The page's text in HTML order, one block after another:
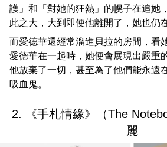
護」和「對她的狂熱」的幌子在追她
此之大，大到即便他離開了，她也仍
而愛德華還經常溜進貝拉的房間，看
愛德華在一起時，她便會展現出嚴重
他放棄了一切，甚至為了他們能永遠
吸血鬼。
2. 《手札情緣》（The
麗